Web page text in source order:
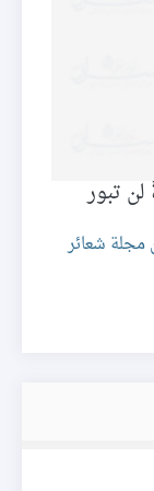
تبور
مجلة شعائر